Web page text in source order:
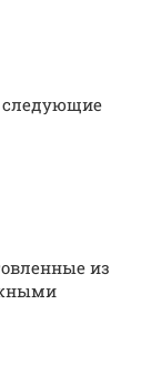
следующие
из